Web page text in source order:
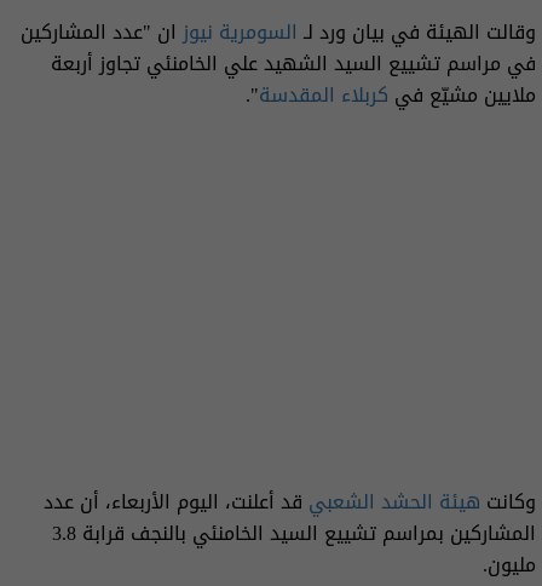
وقالت الهيئة في بيان ورد لـ السومرية نيوزان "عدد المشاركين
في مراسم تشييع السيد الشهيد علي الخامنئي تجاوز أربعة
ملايين مشيّع في كربلاء المقدسة".
وكانت هيئة الحشد الشعبي قد أعلنت، اليوم الأربعاء، أن عدد
المشاركين بمراسم تشييع السيد الخامنئي بالنجف قرابة 3.8
مليون.